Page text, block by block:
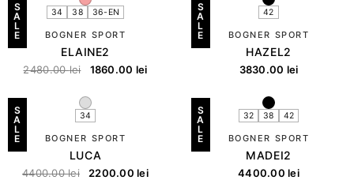
S
A
L
E
34 38 36-EN
BOGNER SPORT
ELAINE2
2480.00lei 1860.00 lei
S
A
L
E
42
BOGNER SPORT
HAZEL2
3830.00 lei
S
A
L
E
34
BOGNER SPORT
LUCA
4400.00lei 2200.00lei
S
A
L
E
32 38 42
BOGNER SPORT
MADEI2
4400.00lei